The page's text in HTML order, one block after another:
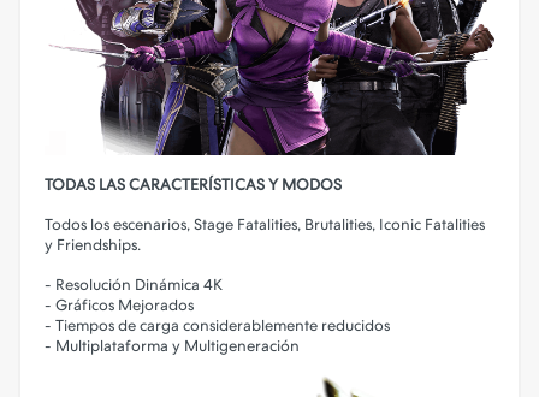
TODAS LAS CARACTERÍSTICAS Y MODOS
Todos los escenarios, Stage Fatalities, Brutalities, Iconic Fatalities
y Friendships.
- Resolución Dinámica 4K
- Gráficos Mejorados
- Tiempos de carga considerablemente reducidos
- Multiplataforma y Multigeneración